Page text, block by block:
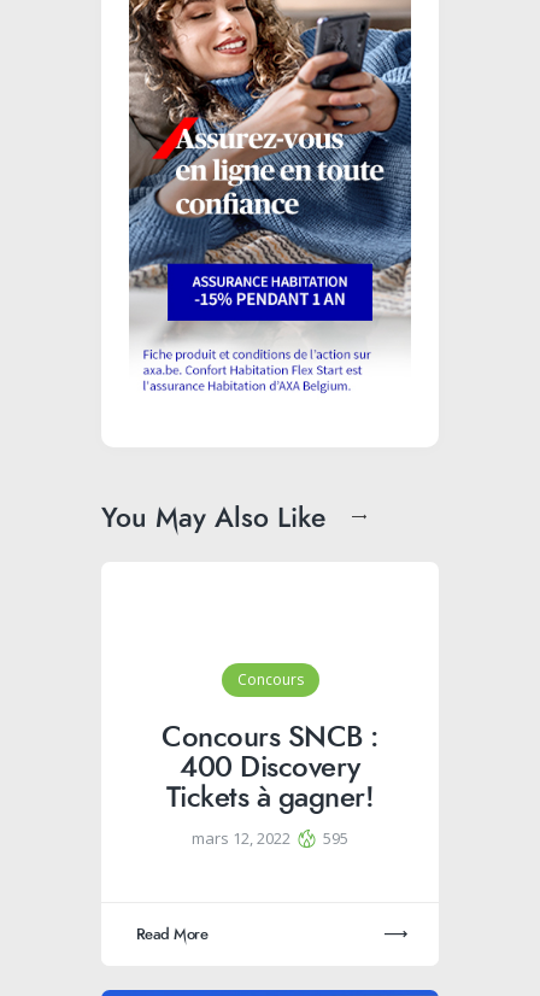
You May Also Like
Concours
Concours SNCB :
400 Discovery
Tickets à gagner!
mars 12, 2022 595
Read More